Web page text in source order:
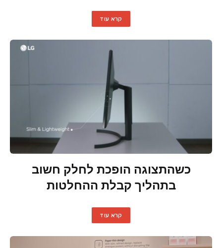
קרא עוד
כשהתצוגה הופכת לחלק חשוב
בתהליך קבלת ההחלטות
קרא עוד